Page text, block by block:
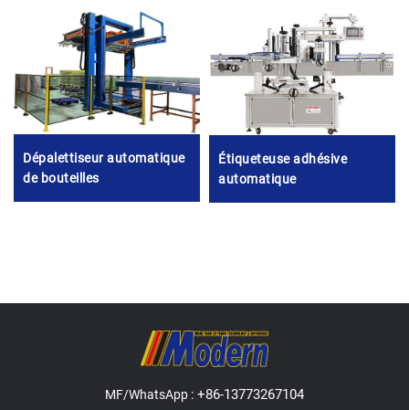
Dépalettiseur automatique
de bouteilles
Étiqueteuse adhésive
automatique
MF/WhatsApp : +86-13773267104